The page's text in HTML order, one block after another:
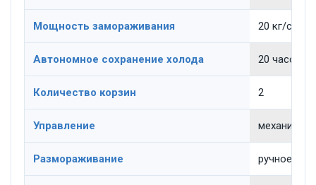
Мощность замораживания 20 кг/сутки
Автономное сохранение холода 20 часов
Количество корзин 2
Управление
Размораживание ручное